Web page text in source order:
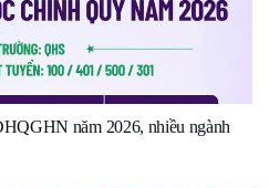
năm 2026, nhiều ngành